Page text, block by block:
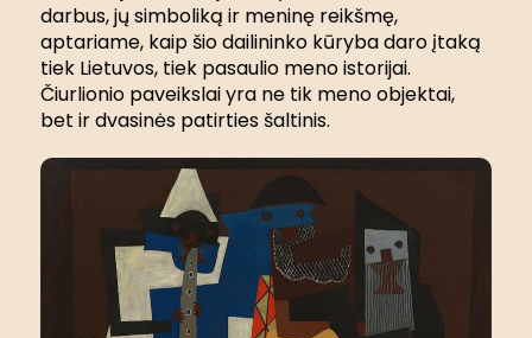
darbus, jų simboliką ir meninę reikšmę,
aptariame, kaip šio dailininko kūryba daro įtaką
tiek Lietuvos, tiek pasaulio meno istorijai.
Čiurlionio paveikslai yra ne tik meno objektai,
bet ir dvasinės patirties šaltinis.